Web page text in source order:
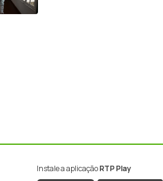
Instale a aplicaçãoRTP Play